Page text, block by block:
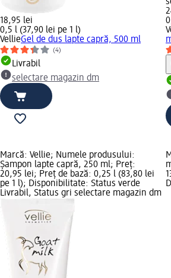
18,95 lei
0,5 l (37,90 lei pe 1 l)
VellieGel de dus lapte capră, 500 ml
(4)
Livrabil
selectare magazin dm
Marcă: Vellie; Numele produsului:
Şampon lapte capră, 250 ml; Preț:
20,95 lei; Preț de bază: 0,25 l (83,80 lei
pe 1 l); Disponibilitate: Status verde
Livrabil, Status gri selectare magazin dm